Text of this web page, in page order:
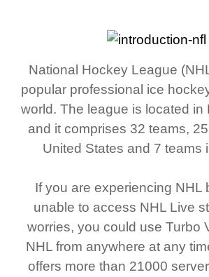
National Hockey League
popular professional ice
world. The league is located in
and it comprises 32 teams,
United States and 7 teams
If you are experiencing NHL
unable to access NHL Live
worries, you could use Turbo
NHL from anywhere at any
offers more than 21000